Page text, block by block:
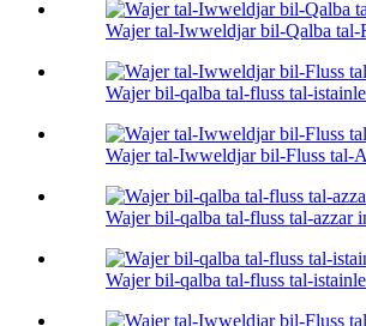
Wajer tal-Iwweldjar bil-Qalba
Wajer bil-qalba tal-fluss tal-
Wajer tal-Iwweldjar bil-Fluss tal-
Wajer bil-qalba tal-fluss tal-azzar
Wajer bil-qalba tal-fluss tal-